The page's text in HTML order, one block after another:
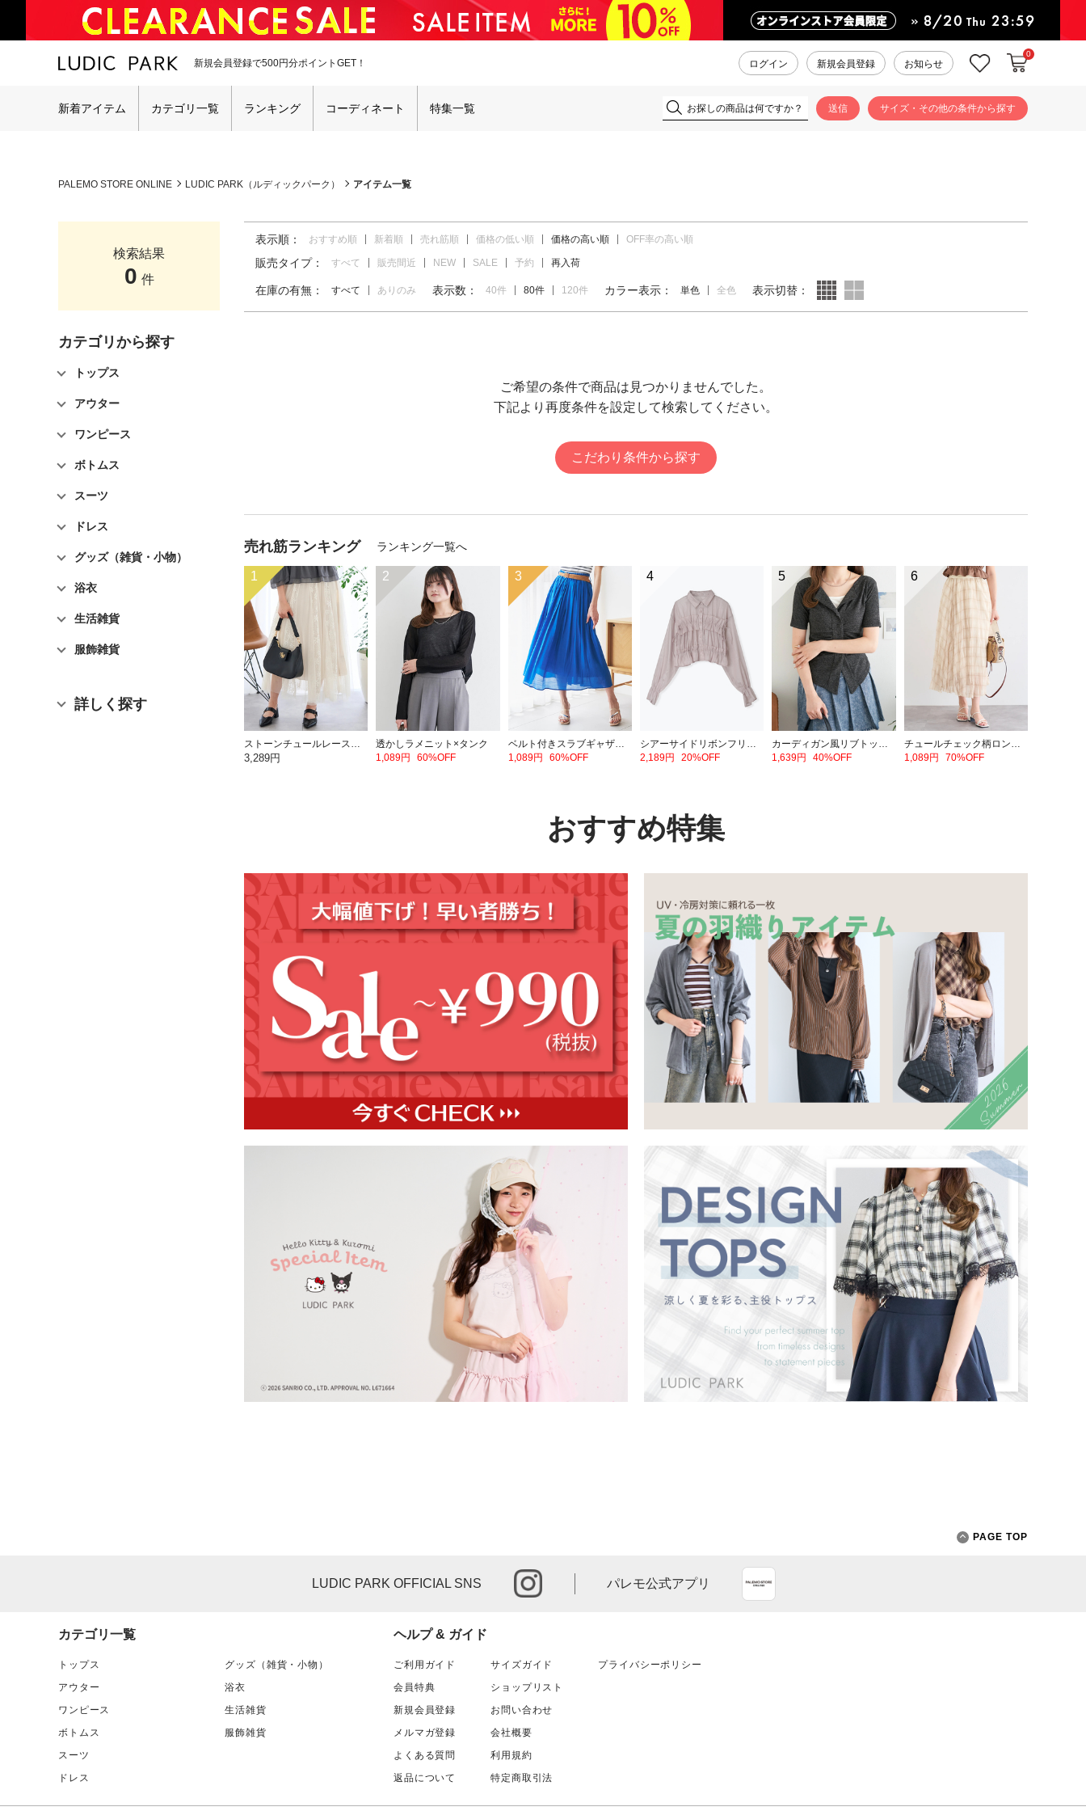
新規会員登録で500円分ポイントGET！ ログイン 新規会員登録 お知らせ お気に入りカートに入
0
新着アイテム カテゴリ一覧 ランキング コーディネート 特集一覧 サイズ・その他の条件から探す
PALEMO STORE ONLINE LUDIC PARK（ルディックパーク） アイテム一覧
検索結果
0 件
カテゴリから探す
トップス
アウター
ワンピース
ボトムス
スーツ
ドレス
グッズ（雑貨・小物）
浴衣
生活雑貨
服飾雑貨
詳しく探す
表示順： おすすめ順 新着順 売れ筋順 価格の低い順 価格の高い順 OFF率の高い順
販売タイプ： すべて 販売間近 NEW SALE 予約 再入荷
在庫の有無： すべて ありのみ 表示数： 40件 80件 120件 カラー表示： 単色 全色 表示切替：
ご希望の条件で商品は見つかりませんでした。
下記より再度条件を設定して検索してください。
こだわり条件から探す
売れ筋ランキング ランキング一覧へ
1
ストーンチュールレースロングスカート
3,289円
2
透かしラメニット×タンク
1,089円
60%OFF
3
ベルト付きスラブギャザーロングスカート
1,089円
60%OFF
4
シアーサイドリボンフリルショートシャツ
2,189円
20%OFF
5
カーディガン風リブトップス
1,639円
40%OFF
6
チュールチェック柄ロングスカート
1,089円
70%OFF
おすすめ特集
PAGE TOP
LUDIC PARK OFFICIAL SNS
instagram
パレモ公式アプリ
App Store
カテゴリ一覧
トップス
アウター
ワンピース
ボトムス
スーツ
ドレス
グッズ（雑貨・小物）
浴衣
生活雑貨
服飾雑貨
ヘルプ & ガイド
ご利用ガイド
会員特典
新規会員登録
メルマガ登録
よくある質問
返品について
サイズガイド
ショップリスト
お問い合わせ
会社概要
利用規約
特定商取引法
プライバシーポリシー